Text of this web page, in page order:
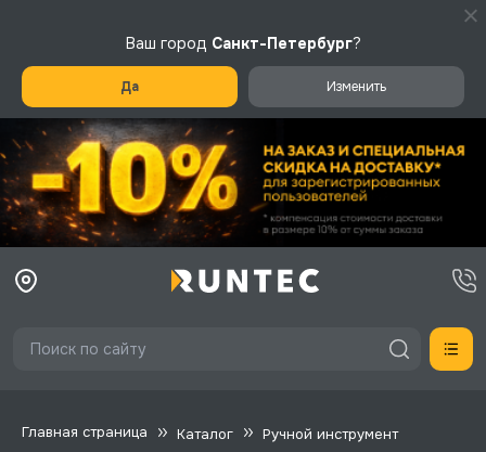
Ваш город Санкт-Петербург?
Да Изменить
Главная страница Каталог
Ручной инструмент